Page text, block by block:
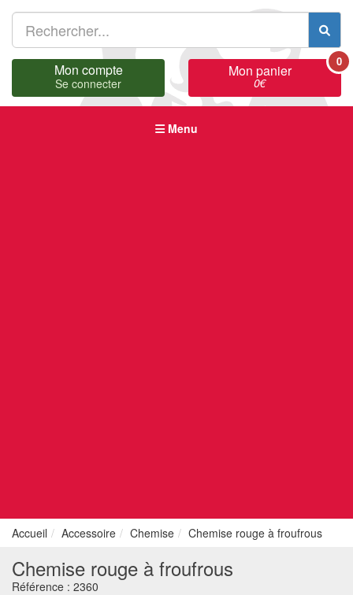
Mon compte
Se connecter
Mon panier
0€
0
Menu
Accueil Accessoire Chemise Chemise rouge à froufrous
Chemise rouge à froufrous
Référence : 2360